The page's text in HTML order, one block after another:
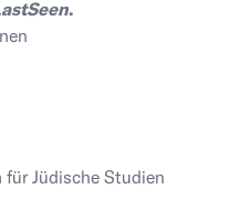
.
Jüdische Studien